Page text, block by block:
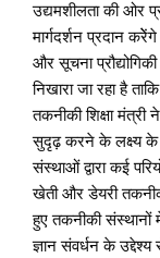
उद्यमशीलता की ओर
मार्गदर्शन प्रदान
और सूचना
निखारा जा रहा है
तकनीकी शिक्षा
सुदृढ़ करने के लक्ष्य के
संस्थाओं द्वारा कई
खेती और डेयरी
हुए तकनीकी संस्थानों में
ज्ञान संवर्धन के उद्देश्य